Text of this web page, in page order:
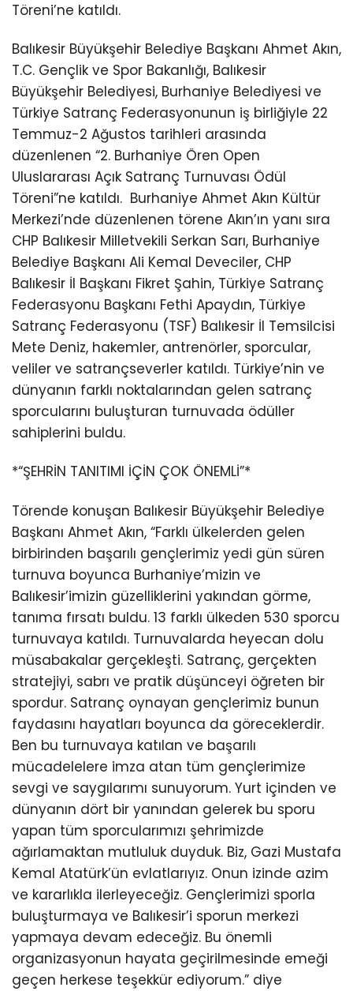
Töreni’ne katıldı.
Balıkesir Büyükşehir Belediye Başkanı Ahmet Akın,
T.C. Gençlik ve Spor Bakanlığı, Balıkesir
Büyükşehir Belediyesi, Burhaniye Belediyesi ve
Türkiye Satranç Federasyonunun iş birliğiyle 22
Temmuz-2 Ağustos tarihleri arasında
düzenlenen “2. Burhaniye Ören Open
Uluslararası Açık Satranç Turnuvası Ödül
Töreni”ne katıldı. Burhaniye Ahmet Akın Kültür
Merkezi’nde düzenlenen törene Akın’ın yanı sıra
CHP Balıkesir Milletvekili Serkan Sarı, Burhaniye
Belediye Başkanı Ali Kemal Deveciler, CHP
Balıkesir İl Başkanı Fikret Şahin, Türkiye Satranç
Federasyonu Başkanı Fethi Apaydın, Türkiye
Satranç Federasyonu (TSF) Balıkesir İl Temsilcisi
Mete Deniz, hakemler, antrenörler, sporcular,
veliler ve satrançseverler katıldı. Türkiye’nin ve
dünyanın farklı noktalarından gelen satranç
sporcularını buluşturan turnuvada ödüller
sahiplerini buldu.
*“ŞEHRİN TANITIMI İÇİN ÇOK ÖNEMLİ”*
Törende konuşan Balıkesir Büyükşehir Belediye
Başkanı Ahmet Akın, “Farklı ülkelerden gelen
birbirinden başarılı gençlerimiz yedi gün süren
turnuva boyunca Burhaniye’mizin ve
Balıkesir’imizin güzelliklerini yakından görme,
tanıma fırsatı buldu. 13 farklı ülkeden 530 sporcu
turnuvaya katıldı. Turnuvalarda heyecan dolu
müsabakalar gerçekleşti. Satranç, gerçekten
stratejiyi, sabrı ve pratik düşünceyi öğreten bir
spordur. Satranç oynayan gençlerimiz bunun
faydasını hayatları boyunca da göreceklerdir.
Ben bu turnuvaya katılan ve başarılı
mücadelelere imza atan tüm gençlerimize
sevgi ve saygılarımı sunuyorum. Yurt içinden ve
dünyanın dört bir yanından gelerek bu sporu
yapan tüm sporcularımızı şehrimizde
ağırlamaktan mutluluk duyduk. Biz, Gazi Mustafa
Kemal Atatürk’ün evlatlarıyız. Onun izinde azim
ve kararlıkla ilerleyeceğiz. Gençlerimizi sporla
buluşturmaya ve Balıkesir’i sporun merkezi
yapmaya devam edeceğiz. Bu önemli
organizasyonun hayata geçirilmesinde emeği
geçen herkese teşekkür ediyorum.” diye